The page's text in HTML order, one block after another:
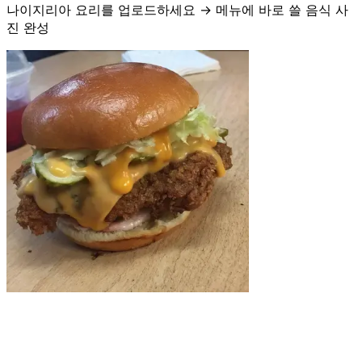
나이지리아 요리를 업로드하세요 → 메뉴에 바로 쓸 음식 사
진 완성